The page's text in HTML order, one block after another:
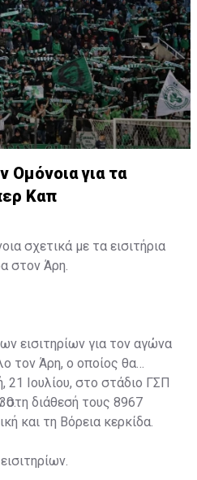
Ομόνοια για τα
Καπ
σχετικά με τα εισιτήρια
στον Άρη.
εισιτηρίων για τον αγώνα
τον Άρη, ο οποίος θα
21 Ιουλίου, στο στάδιο ΓΣΠ
στη διάθεσή τους 8967
και τη Βόρεια κερκίδα.